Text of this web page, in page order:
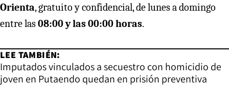
Orienta, gratuito y confidencial, de lunes a domingo
entre las08:00 y las 00:00 horas.
LEE TAMBIÉN:
Imputados vinculados a secuestro con homicidio de
joven en Putaendo quedan en prisión preventiva